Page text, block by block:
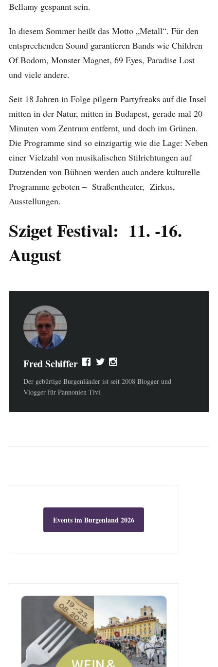
Bellamy gespannt sein.
In diesem Sommer heißt das Motto „Metall“. Für den
entsprechenden Sound garantieren Bands wie Children
Of Bodom, Monster Magnet, 69 Eyes, Paradise Lost
und viele andere.
Seit 18 Jahren in Folge pilgern Partyfreaks auf die Insel
mitten in der Natur, mitten in Budapest, gerade mal 20
Minuten vom Zentrum entfernt, und doch im Grünen.
Die Programme sind so einzigartig wie die Lage: Neben
einer Vielzahl von musikalischen Stilrichtungen auf
Dutzenden von Bühnen werden auch andere kulturelle
Programme geboten – Straßentheater, Zirkus,
Ausstellungen.
Sziget Festival: 11. -16.
August
Fred Schiffer
Der gebürtige Burgenländer ist seit 2008 Blogger und
Vlogger für Pannonien Tivi.
Events im Burgenland 2026